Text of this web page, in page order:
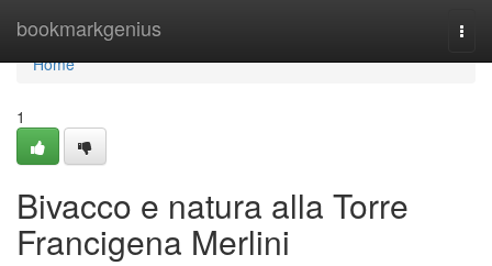
bookmarkgenius
Home
Home
1
Bivacco e natura alla Torre
Francigena Merlini